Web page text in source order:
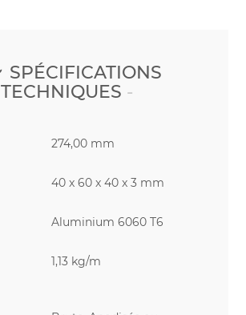
SPÉCIFICATIONS
TECHNIQUES
274,00 mm
40 x 60 x 40 x 3 mm
Aluminium 6060 T6
1,13 kg/m